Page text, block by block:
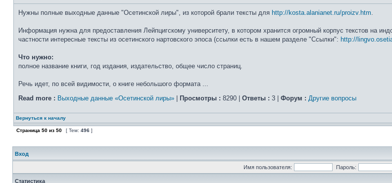
Нужны полные выходные данные "Осетинской лиры", из которой брали тексты для http://kosta.alanianet.ru/proizv.htm.
Информация нужна для предоставления Лейпцигскому университету, в котором хранится огромный корпус текстов на
частности интересные тексты из осетинского нартовского эпоса (ссылки есть в нашем разделе "Ссылки": http://
Что нужно:
полное название книги, год издания, издательство, общее число страниц.
Речь идет, по всей видимости, о книге небольшого формата ...
Read more : Выходные данные «Осетинской лиры» Просмотры : 8290 | Ответы : 3 | Форум : Другие вопросы
Вернуться к началу
Страница 50 из 50 [ Тем: 496 ]
Вход
Имя пользователя: Пароль:
Статистика